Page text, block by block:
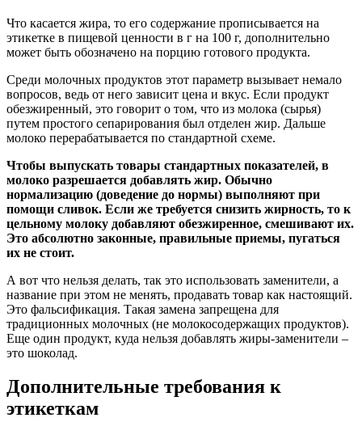
Что касается жира, то его содержание прописывается на
этикетке в пищевой ценности в г на 100 г, дополнительно
может быть обозначено на порцию готового продукта.
Среди молочных продуктов этот параметр вызывает немало
вопросов, ведь от него зависит цена и вкус. Если продукт
обезжиренный, это говорит о том, что из молока (сырья)
путем простого сепарирования был отделен жир. Дальше
молоко перерабатывается по стандартной схеме.
Чтобы выпускать товары стандартных показателей, в
молоко разрешается добавлять жир. Обычно
нормализацию (доведение до нормы) выполняют при
помощи сливок. Если же требуется снизить жирность, то к
цельному молоку добавляют обезжиренное, смешивают их.
Это абсолютно законные, правильные приемы, пугаться
их не стоит.
А вот что нельзя делать, так это использовать заменители, а
название при этом не менять, продавать товар как настоящий.
Это фальсификация. Такая замена запрещена для
традиционных молочных (не молокосодержащих продуктов).
Еще один продукт, куда нельзя добавлять жиры-заменители –
это шоколад.
Дополнительные требования к
этикеткам